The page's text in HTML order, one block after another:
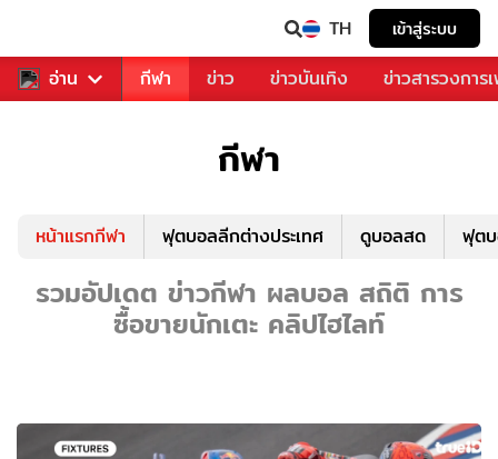
TH เข้าสู่ระบบ
อ่าน
สำหรับคุณ กีฬา ข่าว ข่าวบันเทิง ข่าวสารวงการ
กีฬา
หน้าแรกกีฬา ฟุตบอลลีกต่างประเทศ ดูบอลสด ฟุต
รวมอัปเดต ข่าวกีฬา ผลบอล สถิติ การ
ซื้อขายนักเตะ คลิปไฮไลท์